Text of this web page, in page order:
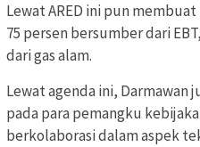
Lewat ARED ini pun
75 persen bersumber dari
dari gas alam.
Lewat agenda ini, Darmawan
pada para pemangku
berkolaborasi dalam aspek